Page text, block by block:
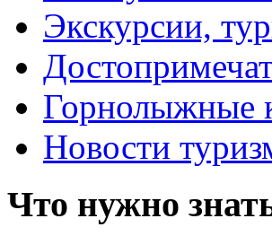
Экскурсии,
Горнолыжные
Новости
Что нужно